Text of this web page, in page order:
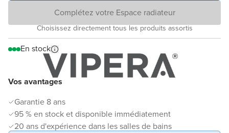
Vos avantages
Garantie 8 ans
95 % en stock et disponible immédiatement
20 ans d'expérience dans les salles de bains
Complétez votre Espace radiateur
Choisissez directement tous les produits assortis
En stock